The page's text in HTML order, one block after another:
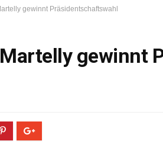
gewinnt Präsidentschaftswahl
gewinnt